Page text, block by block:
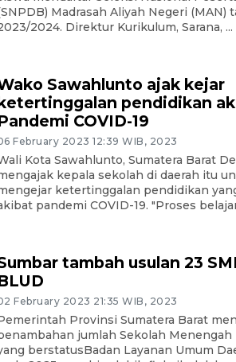
Madrasah Aliyah Negeri (MAN)
2024. Direktur Kurikulum, Sarana, ...
Sawahlunto ajak kejar
pendidikan
COVID-19
February 2023 12:39 WIB, 2023
Kota Sawahlunto, Sumatera Barat
kepala sekolah di daerah itu
ketertinggalan pendidikan
pandemi COVID-19. "Proses
tambah usulan 23
February 2023 21:35 WIB, 2023
Provinsi Sumatera Barat
jumlah Sekolah Menengah
berstatusBadan Layanan Umum